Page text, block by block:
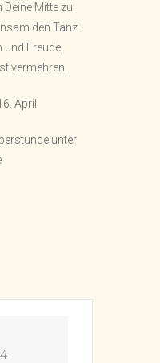
Deine Mitte zu
den Tanz
und Freude,
vermehren.
April.
unter